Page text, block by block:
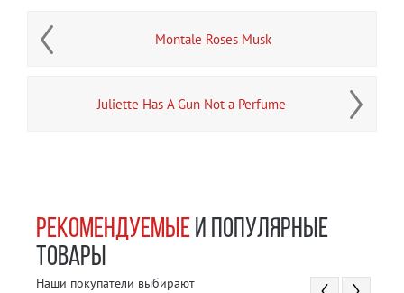
Montale Roses Musk
Juliette Has A Gun Not a Perfume
РЕКОМЕНДУЕМЫЕИ ПОПУЛЯРНЫЕ
ТОВАРЫ
Наши покупатели выбирают